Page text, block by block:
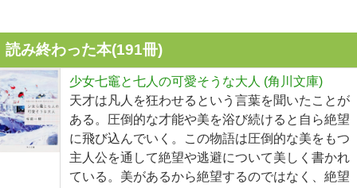
読み終わった本(191冊)
少女七竈と七人の可愛そうな大人 (角川文庫)
天才は凡人を狂わせるという言葉を聞いたことが
ある。圧倒的な才能や美を浴び続けると自ら絶望
に飛び込んでいく。この物語は圧倒的な美をもつ
主人公を通して絶望や逃避について美しく書かれ
ている。美があるから絶望するのではなく、絶望